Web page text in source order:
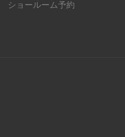
ショールーム予約